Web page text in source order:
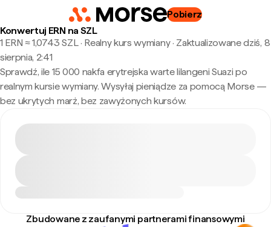
Pobierz
Konwertuj ERN na SZL
1 ERN ≈ 1,0743 SZL · Realny kurs wymiany· Zaktualizowane dziś, 8
sierpnia, 2:41
Sprawdź, ile 15 000 nakfa erytrejska warte lilangeni Suazi po
realnym kursie wymiany. Wysyłaj pieniądze za pomocą Morse —
bez ukrytych marż, bez zawyżonych kursów.
Zbudowane z zaufanymi partnerami finansowymi